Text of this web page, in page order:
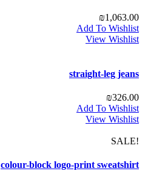
₪1,063.00
Add To Wishlist
View Wishlist
straight-leg jeans
₪326.00
Add To Wishlist
View Wishlist
!SALE
colour-block logo-print sweatshirt